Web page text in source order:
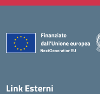
Link Esterni